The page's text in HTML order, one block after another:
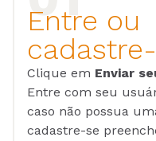
Entre ou
Clique em Enviar
Entre com seu
caso não possua
cadastre-se